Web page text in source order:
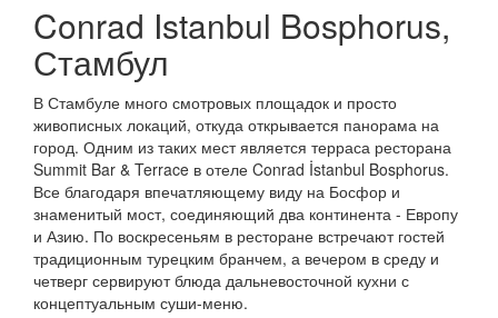
Conrad Istanbul Bosphorus,
Стамбул
В Стамбуле много смотровых площадок и просто
живописных локаций, откуда открывается панорама на
город. Одним из таких мест является терраса ресторана
Summit Bar & Terrace в отеле Conrad İstanbul Bosphorus.
Все благодаря впечатляющему виду на Босфор и
знаменитый мост, соединяющий два континента - Европу
и Азию. По воскресеньям в ресторане встречают гостей
традиционным турецким бранчем, а вечером в среду и
четверг сервируют блюда дальневосточной кухни с
концептуальным суши-меню.